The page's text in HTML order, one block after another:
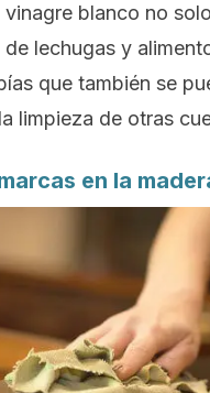
blanco no
lechugas y
que también se
limpieza de otras
en la